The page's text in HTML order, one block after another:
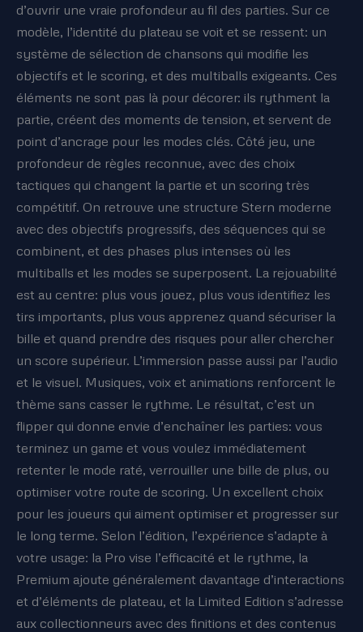
d’ouvrir une vraie profondeur au fil des parties. Sur ce
modèle, l’identité du plateau se voit et se ressent: un
système de sélection de chansons qui modifie les
objectifs et le scoring, et des multiballs exigeants. Ces
éléments ne sont pas là pour décorer: ils rythment la
partie, créent des moments de tension, et servent de
point d’ancrage pour les modes clés. Côté jeu, une
profondeur de règles reconnue, avec des choix
tactiques qui changent la partie et un scoring très
compétitif. On retrouve une structure Stern moderne
avec des objectifs progressifs, des séquences qui se
combinent, et des phases plus intenses où les
multiballs et les modes se superposent. La rejouabilité
est au centre: plus vous jouez, plus vous identifiez les
tirs importants, plus vous apprenez quand sécuriser la
bille et quand prendre des risques pour aller chercher
un score supérieur. L’immersion passe aussi par l’audio
et le visuel. Musiques, voix et animations renforcent le
thème sans casser le rythme. Le résultat, c’est un
flipper qui donne envie d’enchaîner les parties: vous
terminez un game et vous voulez immédiatement
retenter le mode raté, verrouiller une bille de plus, ou
optimiser votre route de scoring. Un excellent choix
pour les joueurs qui aiment optimiser et progresser sur
le long terme. Selon l’édition, l’expérience s’adapte à
votre usage: la Pro vise l’efficacité et le rythme, la
Premium ajoute généralement davantage d’interactions
et d’éléments de plateau, et la Limited Edition s’adresse
aux collectionneurs avec des finitions et des contenus